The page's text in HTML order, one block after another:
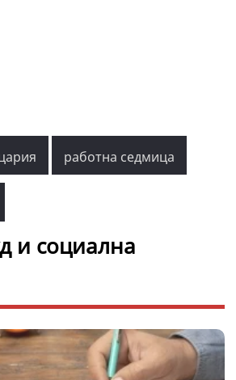
работна седмица
и социална